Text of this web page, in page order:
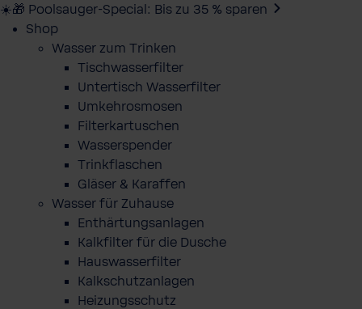
☀️🎁 Poolsauger-Special: Bis zu 35 % sparen
Shop
Wasser zum Trinken
Tischwasserfilter
Untertisch Wasserfilter
Umkehrosmosen
Filterkartuschen
Wasserspender
Trinkflaschen
Gläser & Karaffen
Wasser für Zuhause
Enthärtungsanlagen
Kalkfilter für die Dusche
Hauswasserfilter
Kalkschutzanlagen
Heizungsschutz